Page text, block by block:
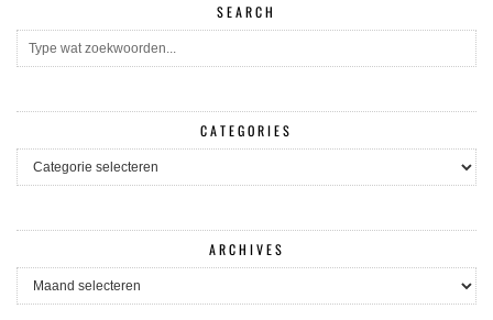
SEARCH
CATEGORIES
CATEGORIES
ARCHIVES
ARCHIVES